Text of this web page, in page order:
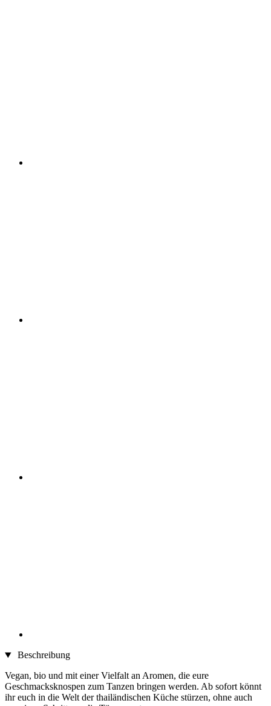
Beschreibung
Vegan, bio und mit einer Vielfalt an Aromen, die eure
Geschmacksknospen zum Tanzen bringen werden. Ab sofort könnt
ihr euch in die Welt der thailändischen Küche stürzen, ohne auch